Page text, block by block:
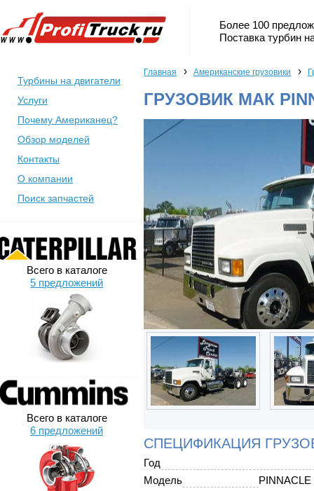
Более 100
Поставка турбин
Турбины на двигатели
Услуги
Почему Американец?
Обзор моделей
Контакты
О компании
Поиск запчастей
Всего в каталоге
5 предложений
Всего в каталоге
6 предложений
Главная › Американские грузовики ›
ГРУЗОВИК МАК
СПЕЦИФИКАЦИЯ
Год
Модель